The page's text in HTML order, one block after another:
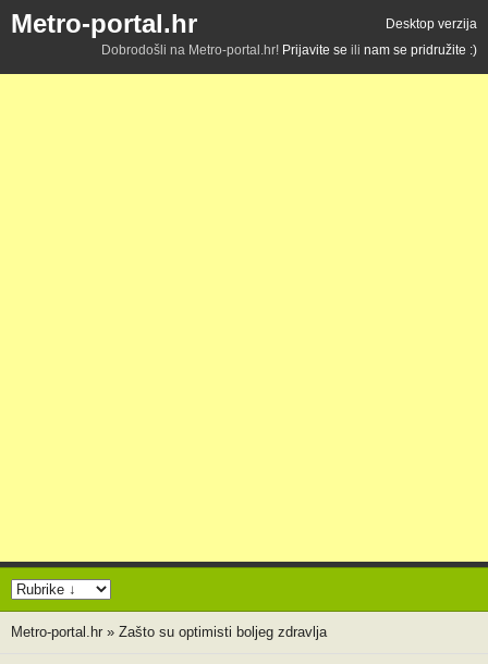
Metro-portal.hr
Desktop verzija
Dobrodošli na Metro-portal.hr! Prijavite se ili nam se pridružite :)
Metro-portal.hr » Zašto su optimisti boljeg zdravlja